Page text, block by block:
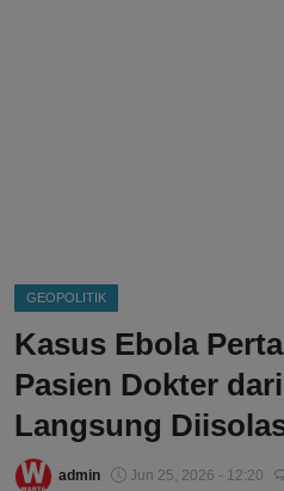
GEOPOLITIK
Kasus Ebola
Pasien Dokter
Langsung
admin Jun 25, 2026 - 12:20